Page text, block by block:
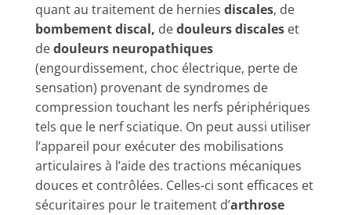
quant au traitement de hernies discales, de
bombement discal, dedouleurs discaleset
dedouleurs neuropathiques
(engourdissement, choc électrique, perte de
sensation) provenant de syndromes de
compression touchant les nerfs périphériques
tels que le nerf sciatique. On peut aussi utiliser
l’appareil pour exécuter des mobilisations
articulaires à l’aide des tractions mécaniques
douces et contrôlées. Celles-ci sont efficaces et
sécuritaires pour le traitement d’arthrose